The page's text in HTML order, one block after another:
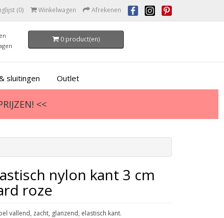
(0) Winkelwagen Afrekenen
0 product(en)
sluitingen Outlet
<<
nylon kant 3 cm
roze
vallend, zacht, glanzend, elastisch kant.